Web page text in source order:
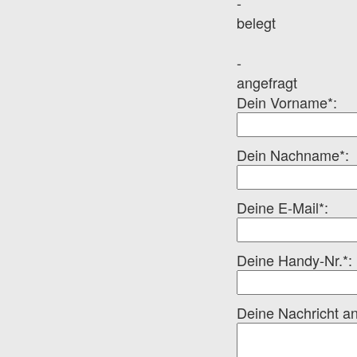
belegt
-
angefragt
Dein Vorname*:
Dein Nachname*:
Deine E-Mail*:
Deine Handy-Nr.*:
Deine Nachricht